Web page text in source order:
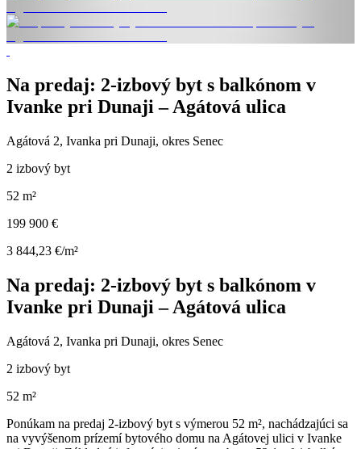
Na predaj: 2-izbový byt s balkónom v
Ivanke pri Dunaji – Agátová ulica
Agátová 2, Ivanka pri Dunaji, okres Senec
2 izbový byt
52 m²
199 900 €
3 844,23 €/m²
Na predaj: 2-izbový byt s balkónom v
Ivanke pri Dunaji – Agátová ulica
Agátová 2, Ivanka pri Dunaji, okres Senec
2 izbový byt
52 m²
Ponúkam na predaj 2-izbový byt s výmerou 52 m², nachádzajúci sa
na vyvýšenom prízemí bytového domu na Agátovej ulici v Ivanke